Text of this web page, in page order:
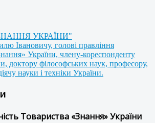
УКРАЇНИ"
Івановичу, голові правління
України, члену-кореспонденту
доктору філософських наук, професору,
науки і техніки України.
Товариства «Знання» України